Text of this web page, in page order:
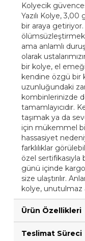
Kolyecik
Yazılı Kolye, 3,00
bir araya getiriyor.
ama anlamlı
olarak
bir kolye, el
kendine özgü bir
uzunluğundaki
kombinlerinizde
tamamlayıcıdır.
taşımak ya da
için mükemmel
hassasiyet
farklılıklar
özel
günü içinde
size ulaştırılır.
kolye, unutulmaz
Ürün Özellikleri
Teslimat Süreci